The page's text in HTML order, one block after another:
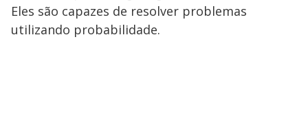
Eles são capazes de resolver problemas
utilizando probabilidade.